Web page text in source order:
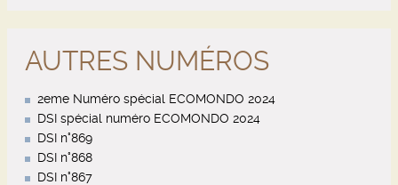
AUTRES NUMÉROS
2eme Numéro spécial ECOMONDO 2024
DSI spécial numéro ECOMONDO 2024
DSI n°869
DSI n°868
DSI n°867